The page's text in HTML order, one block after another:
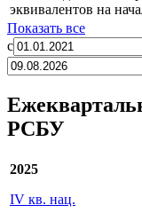
Сальдо денежных
Остаток денежных
эквивалентов на
с
РСБУ